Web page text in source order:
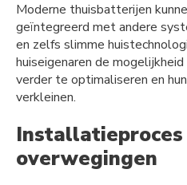
Moderne thuisbatterijen
geïntegreerd met andere
en zelfs slimme
huiseigenaren de
verder te optimaliseren en
verkleinen.
Installatieproces
overwegingen